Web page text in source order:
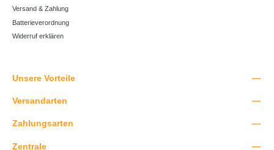
Unsere Vorteile
Zentrale
Versand & Zahlung
Batterieverordnung
Widerruf erklären
Versandarten
Zahlungsarten